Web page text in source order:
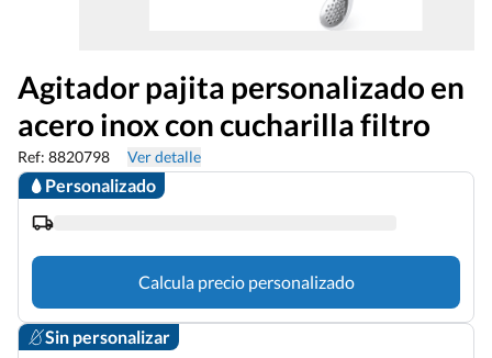
Agitador pajita personalizado en
acero inox con cucharilla filtro
Ref: 8820798 Ver detalle
Personalizado
Calcula precio personalizado
Sin personalizar